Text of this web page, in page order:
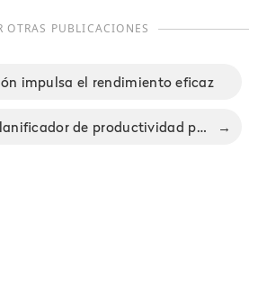
OTRAS PUBLICACIONES
impulsa el rendimiento eficaz
Crea tu propio planificador de productividad personal →